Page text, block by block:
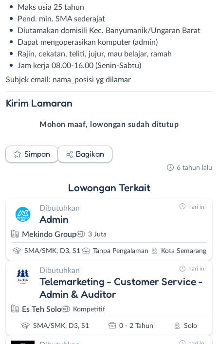
Maks usia 25 tahun
Pend. min. SMA sederajat
Diutamakan domisili Kec. Banyumanik/Ungaran Barat
Dapat mengoperasikan komputer (admin)
Rajin, cekatan, teliti, jujur, mau belajar, ramah
Jam kerja 08.00-16.00 (Senin-Sabtu)
Subjek email: nama_posisi yg dilamar
Kirim Lamaran
Mohon maaf, lowongan sudah ditutup
Simpan Bagikan
6 tahun lalu
Lowongan Terkait
Dibutuhkan
Admin
Mekindo Group 3 Juta
SMA/SMK, D3, S1 Tanpa Pengalaman Kota Semarang
hari ini
Dibutuhkan
Telemarketing - Customer Service -
Admin & Auditor
Es Teh Solo Kompetitif
SMA/SMK, D3, S1 0 - 2 Tahun Solo
hari ini